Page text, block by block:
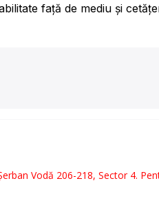
față de mediu și
Vodă 206-218, Sector 4.